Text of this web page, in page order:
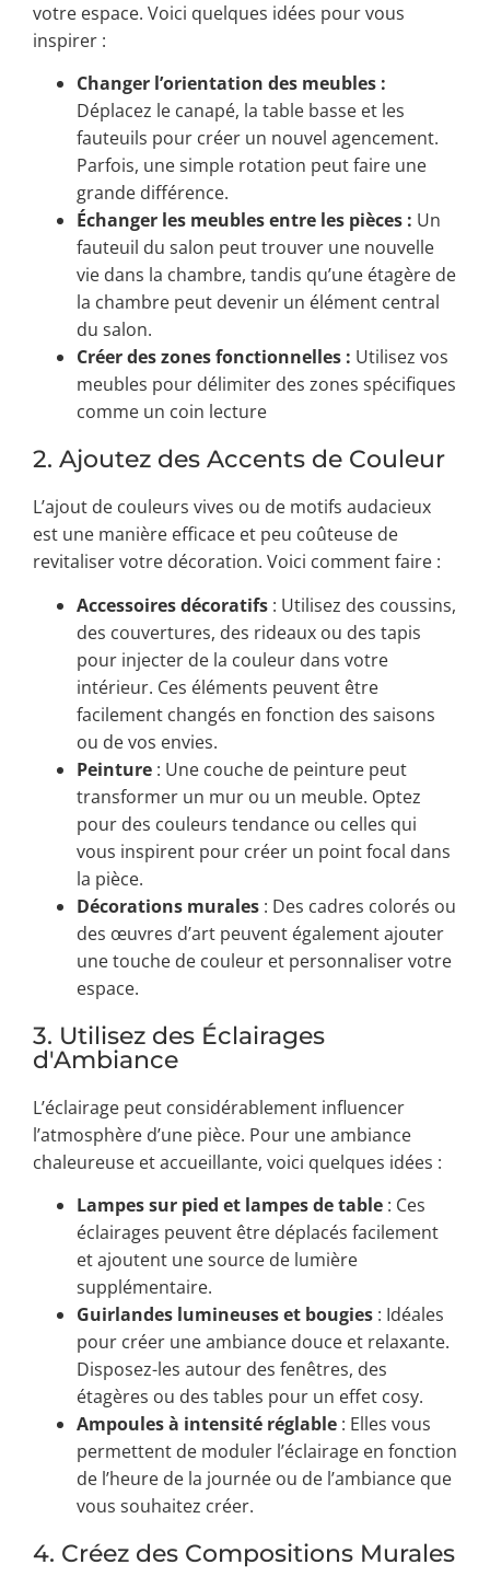
votre espace. Voici quelques idées pour vous
inspirer :
Changer l’orientation des meubles :
Déplacez le canapé, la table basse et les
fauteuils pour créer un nouvel agencement.
Parfois, une simple rotation peut faire une
grande différence.
Échanger les meubles entre les pièces : Un
fauteuil du salon peut trouver une nouvelle
vie dans la chambre, tandis qu’une étagère de
la chambre peut devenir un élément central
du salon.
Créer des zones fonctionnelles : Utilisez vos
meubles pour délimiter des zones spécifiques
comme un coin lecture
2. Ajoutez des Accents de Couleur
L’ajout de couleurs vives ou de motifs audacieux
est une manière efficace et peu coûteuse de
revitaliser votre décoration. Voici comment faire :
Accessoires décoratifs : Utilisez des coussins,
des couvertures, des rideaux ou des tapis
pour injecter de la couleur dans votre
intérieur. Ces éléments peuvent être
facilement changés en fonction des saisons
ou de vos envies.
Peinture : Une couche de peinture peut
transformer un mur ou un meuble. Optez
pour des couleurs tendance ou celles qui
vous inspirent pour créer un point focal dans
la pièce.
Décorations murales : Des cadres colorés ou
des œuvres d’art peuvent également ajouter
une touche de couleur et personnaliser votre
espace.
3. Utilisez des Éclairages
d'Ambiance
L’éclairage peut considérablement influencer
l’atmosphère d’une pièce. Pour une ambiance
chaleureuse et accueillante, voici quelques idées :
Lampes sur pied et lampes de table : Ces
éclairages peuvent être déplacés facilement
et ajoutent une source de lumière
supplémentaire.
Guirlandes lumineuses et bougies : Idéales
pour créer une ambiance douce et relaxante.
Disposez-les autour des fenêtres, des
étagères ou des tables pour un effet cosy.
Ampoules à intensité réglable : Elles vous
permettent de moduler l’éclairage en fonction
de l’heure de la journée ou de l’ambiance que
vous souhaitez créer.
4. Créez des Compositions Murales